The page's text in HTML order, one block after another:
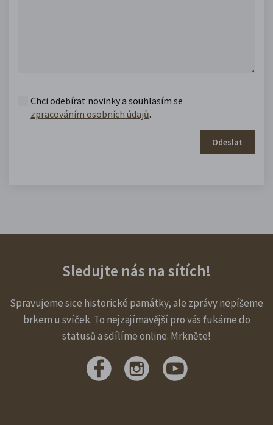
Chci odebírat novinky a souhlasím se
zpracováním osobních údajů.
Odeslat
Sledujte nás na sítích!
Spravujeme sice historické památky, ale zprávy nepíšeme
brkem u svíček. To nejzajímavější pro vás ťukáme do
statusů a sdílíme online. Mrkněte!